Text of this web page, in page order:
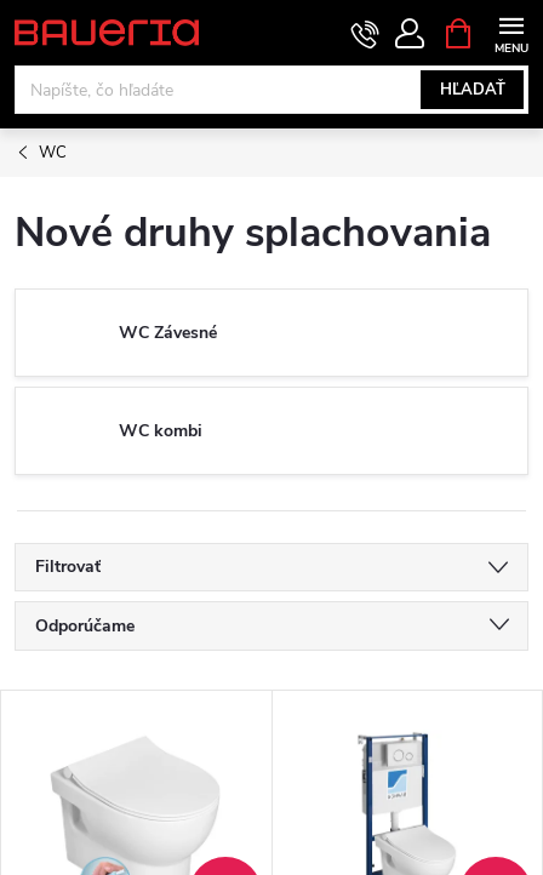
Prejsť
na
obsah
HĽADAŤ
KOŠÍK
WC
Nové druhy splachovania
WC Závesné
WC kombi
Filtrovať
R
a
Odporúčame
Najpredávanejšie
Abecedne